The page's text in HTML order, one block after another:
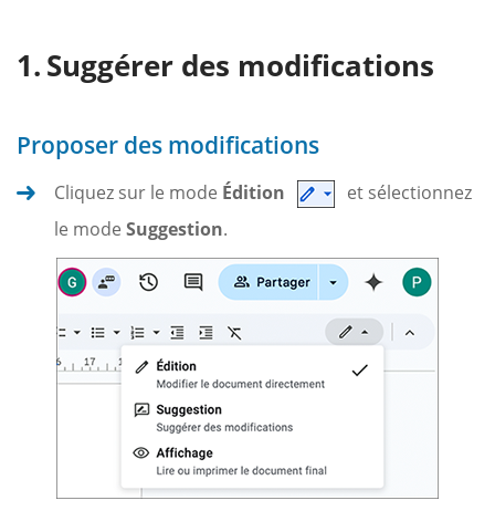
Suggérer des modifications
Proposer des modifications
Cliquez sur le mode Édition
et sélectionnez
le mode Suggestion.